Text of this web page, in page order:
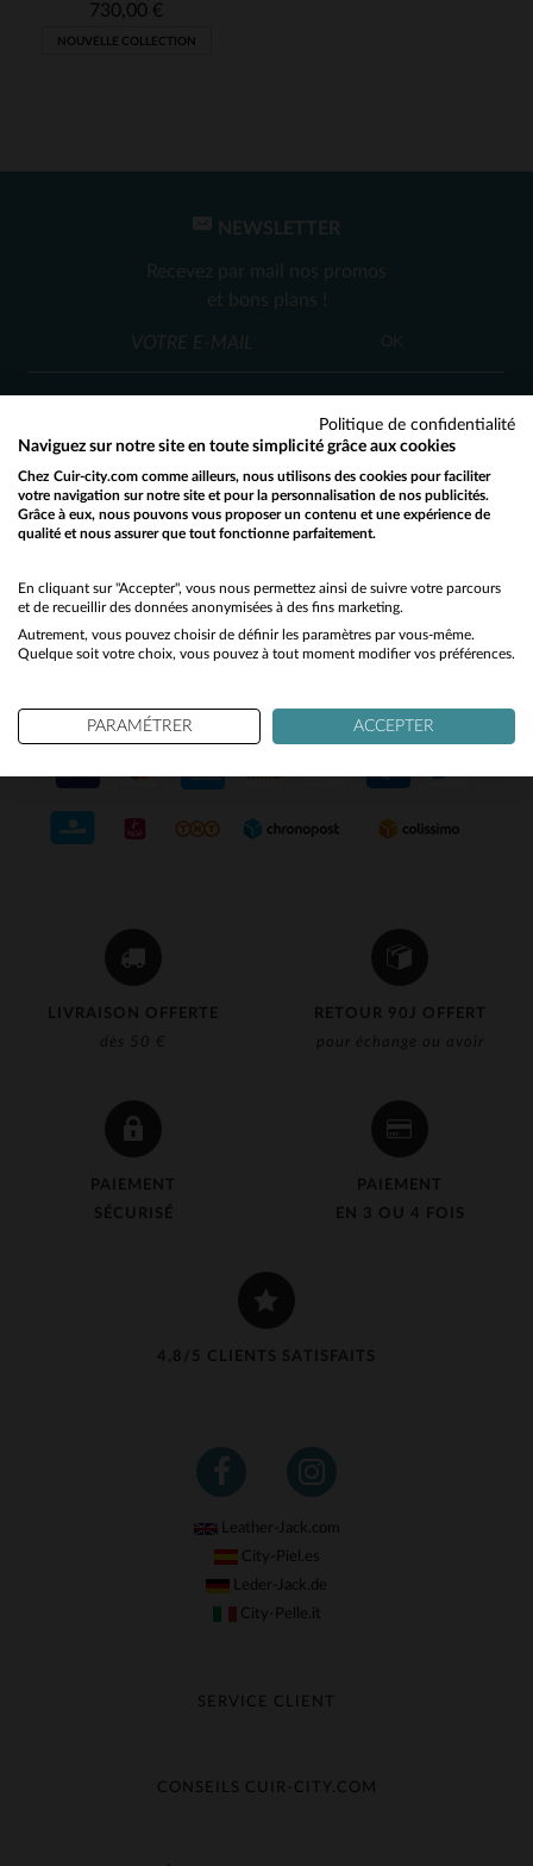
TAILLES DISPONIBLES
L
730,00 €
NOUVELLE COLLECTION
LIVRAISON OFFERTE
dès 50 €
RETOUR 90J OFFERT
pour échange ou avoir
PAIEMENT
SÉCURISÉ
PAIEMENT
EN 3 OU 4 FOIS
4,8/5 CLIENTS SATISFAITS
NEWSLETTER
Recevez par mail nos promos
et bons plans !
OK
SERVICE CLIENT
Nos conseillers sont à votre écoute
du lundi au vendredi de 10h à 12h30
et de 13h30 à 18h.
NOS PARTENAIRES DE CONFIANCE
Leather-Jack.com
City-Piel.es
Leder-Jack.de
City-Pelle.it
SERVICE CLIENT
Échange & Remboursement
CONSEILS CUIR-CITY.COM
Would you like to be redirected to our English site?
No
Yes
Politique de confidentialité
Naviguez sur notre site en toute simplicité grâce aux cookies
Chez Cuir-city.com comme ailleurs, nous utilisons des cookies pour faciliter
votre navigation sur notre site et pour la personnalisation de nos publicités.
Grâce à eux, nous pouvons vous proposer un contenu et une expérience de
qualité et nous assurer que tout fonctionne parfaitement.
En cliquant sur "Accepter", vous nous permettez ainsi de suivre votre parcours
et de recueillir des données anonymisées à des fins marketing.
Autrement, vous pouvez choisir de définir les paramètres par vous-même.
Quelque soit votre choix, vous pouvez à tout moment modifier vos préférences.
PARAMÉTRER ACCEPTER